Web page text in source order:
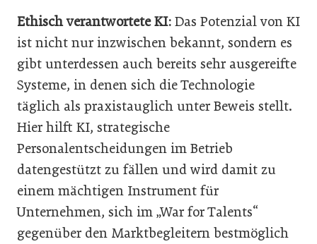
Ethisch verantwortete KI: Das Potenzial von KI
ist nicht nur inzwischen bekannt, sondern es
gibt unterdessen auch bereits sehr ausgereifte
Systeme, in denen sich die Technologie
täglich als praxistauglich unter Beweis stellt.
Hier hilft KI, strategische
Personalentscheidungen im Betrieb
datengestützt zu fällen und wird damit zu
einem mächtigen Instrument für
Unternehmen, sich im „War for Talents“
gegenüber den Marktbegleitern bestmöglich